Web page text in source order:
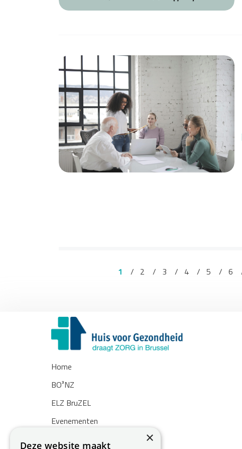
1 2 3 4 5 6
Home
BO³NZ
ELZ BruZEL
Evenementen
Nieuws ×
Deze website maakt